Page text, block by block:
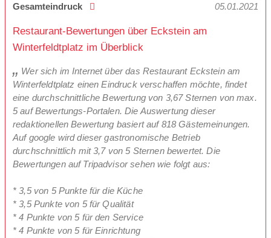
Gesamteindruck 05.01.2021
Restaurant-Bewertungen über Eckstein am
Winterfeldtplatz im Überblick
Wer sich im Internet über das Restaurant Eckstein am
Winterfeldtplatz einen Eindruck verschaffen möchte, findet
eine durchschnittliche Bewertung von 3,67 Sternen von max.
5 auf Bewertungs-Portalen. Die Auswertung dieser
redaktionellen Bewertung basiert auf 818 Gästemeinungen.
Auf google wird dieser gastronomische Betrieb
durchschnittlich mit 3,7 von 5 Sternen bewertet. Die
Bewertungen auf Tripadvisor sehen wie folgt aus:
* 3,5 von 5 Punkte für die Küche
* 3,5 Punkte von 5 für Qualität
* 4 Punkte von 5 für den Service
* 4 Punkte von 5 für Einrichtung